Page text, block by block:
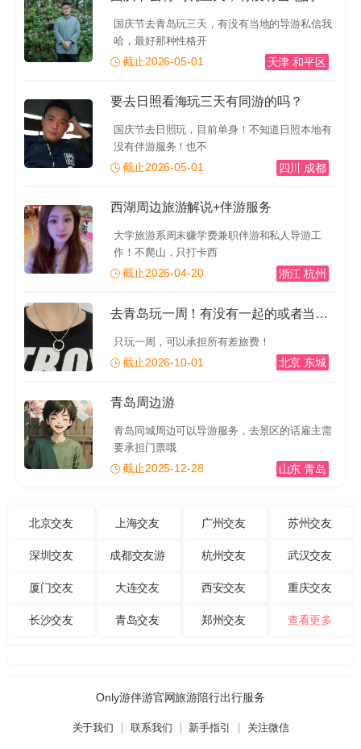
国庆节去青岛玩三天，有没有当地的导游私信我
哈，最好那种性格开
截止2026-05-01 天津 和平区
要去日照看海玩三天有同游的吗？
国庆节去日照玩，目前单身！不知道日照本地有
没有伴游服务！也不
截止2026-05-01 四川 成都
西湖周边旅游解说+伴游服务
大学旅游系周末赚学费兼职伴游和私人导游工
作！不爬山，只打卡西
截止2026-04-20 浙江 杭州
去青岛玩一周！有没有一起的或者当地的导游推荐一下！有
只玩一周，可以承担所有差旅费！
截止2026-10-01 北京 东城
青岛周边游
青岛同城周边可以导游服务，去景区的话雇主需
要承担门票哦
截止2025-12-28 山东 青岛
北京交友 上海交友 广州交友 苏州交友
深圳交友 成都交友游 杭州交友 武汉交友
厦门交友 大连交友 西安交友 重庆交友
长沙交友 青岛交友 郑州交友 查看更多
Only游伴游官网旅游陪行出行服务
关于我们 联系我们 新手指引 关注微信